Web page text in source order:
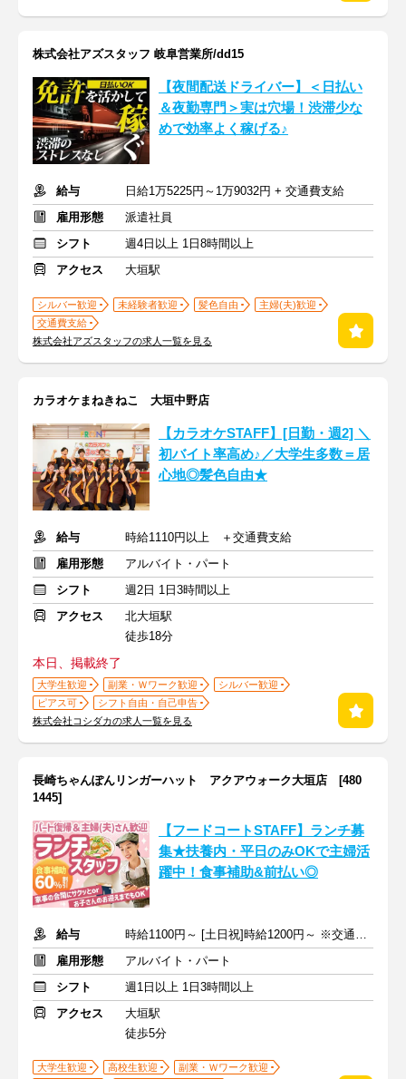
株式会社アズスタッフ 岐阜営業所/dd15
【夜間配送ドライバー】＜日払い
＆夜勤専門＞実は穴場！渋滞少な
めで効率よく稼げる♪
給与
日給1万5225円～1万9032円 + 交通費支給
雇用形態
派遣社員
シフト
週4日以上 1日8時間以上
アクセス
大垣駅
シルバー歓迎 未経験者歓迎 髪色自由
主婦(夫)歓迎
交通費支給
株式会社アズスタッフの求人一覧を見る
カラオケまねきねこ 大垣中野店
【カラオケSTAFF】[日勤・週2] ＼
初バイト率高め♪／大学生多数＝居
心地◎髪色自由★
給与
時給1110円以上 ＋交通費支給
雇用形態
アルバイト・パート
シフト
週2日 1日3時間以上
アクセス
北大垣駅
徒歩18分
本日、掲載終了
大学生歓迎 副業・Ｗワーク歓迎
シルバー歓迎
ピアス可
シフト自由・自己申告
株式会社コシダカの求人一覧を見る
長崎ちゃんぽんリンガーハット アクアウォーク大垣店 [480
1445]
【フードコートSTAFF】ランチ募
集★扶養内・平日のみOKで主婦活
躍中！食事補助&前払い◎
給与
時給1100円～ [土日祝]時給1200円～ ※交通費全額支給
雇用形態
アルバイト・パート
シフト
週1日以上 1日3時間以上
アクセス
大垣駅
徒歩5分
大学生歓迎 高校生歓迎
副業・Ｗワーク歓迎